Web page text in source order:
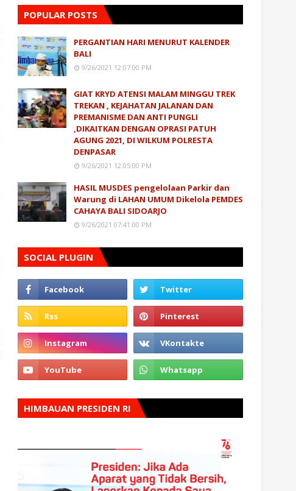
POPULAR POSTS
PERGANTIAN HARI MENURUT KALENDER
BALI
9/26/2021 12:07:00 PM
GIAT KRYD ATENSI MALAM MINGGU TREK
TREKAN , KEJAHATAN JALANAN DAN
PREMANISME DAN ANTI PUNGLI
,DIKAITKAN DENGAN OPRASI PATUH
AGUNG 2021, DI WILKUM POLRESTA
DENPASAR
9/26/2021 12:05:00 PM
HASIL MUSDES pengelolaan Parkir dan
Warung di LAHAN UMUM Dikelola PEMDES
CAHAYA BALI SIDOARJO
9/26/2021 07:41:00 PM
SOCIAL PLUGIN
HIMBAUAN PRESIDEN RI